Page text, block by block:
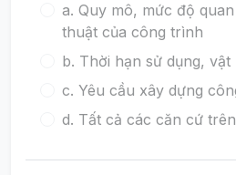
a. Quy mô, mức độ
thuật của công trình
b. Thời hạn sử dụng, vật
c. Yêu cầu xây dựng
d. Tất cả các căn cứ trên